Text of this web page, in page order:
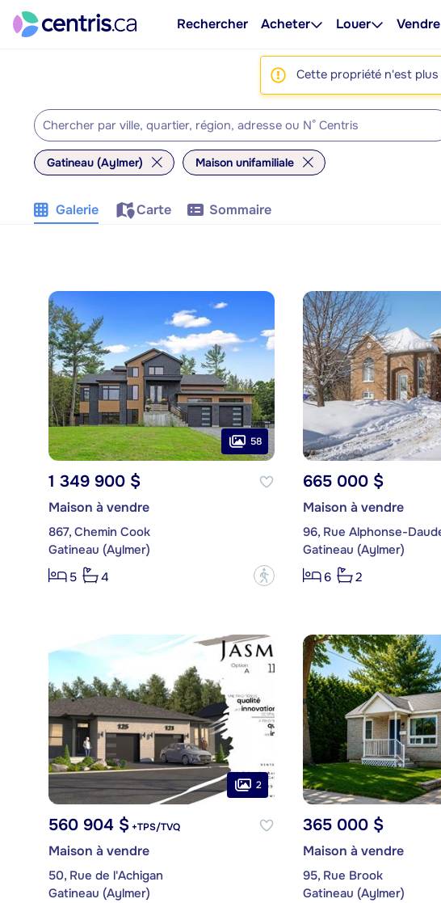
Rechercher Acheter Louer Vendre
Cette propriété n'est
Gatineau (Aylmer) Maison unifamiliale
Galerie Carte Sommaire
58
1 349 900 $
Maison à vendre
867, Chemin Cook
Gatineau (Aylmer)
5
4 ?
665 000 $
Maison à vendre
96, Rue Alphonse-
Gatineau (Aylmer)
6
2
2
560 904 $+TPS/TVQ
Maison à vendre
50, Rue de l'Achigan
Gatineau (Aylmer)
365 000 $
Maison à vendre
95, Rue Brook
Gatineau (Aylmer)